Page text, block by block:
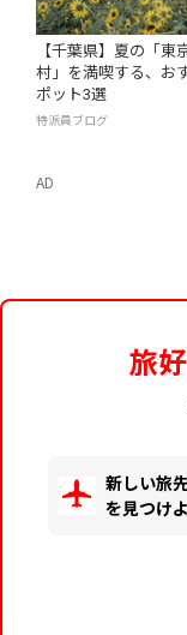
【千葉県】夏の「東
村」を満喫する、お
ポット3選
特派員ブログ
AD
旅
新しい旅
を見つけ